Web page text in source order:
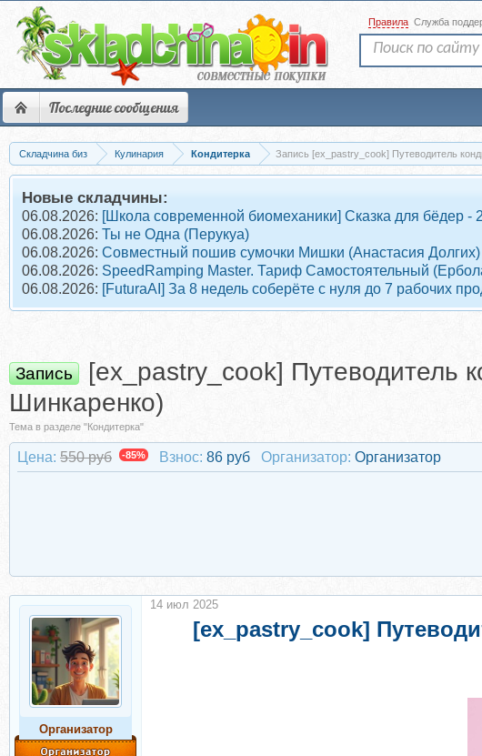
Последние сообщения
Правила Служба
Складчина биз Кулинария Кондитерка Запись [ex_pastry_cook] Путеводитель
Новые складчины:
06.08.2026: [Школа современной биомеханики] Сказка для бёдер
06.08.2026: Ты не Одна (Перукуа)
06.08.2026: Совместный пошив сумочки Мишки (Анастасия Долгих)
06.08.2026: SpeedRamping Master. Тариф Самостоятельный
06.08.2026: [FuturaAI] За 8 недель соберёте с нуля до 7 рабочих
Запись
[ex_pastry_cook] Путеводитель
Шинкаренко)
Тема в разделе "Кондитерка"
Цена: 550 руб -85% Взнос: 86 руб Организатор: Организатор
Организатор
[ex_pastry_cook]
14 июл 2025